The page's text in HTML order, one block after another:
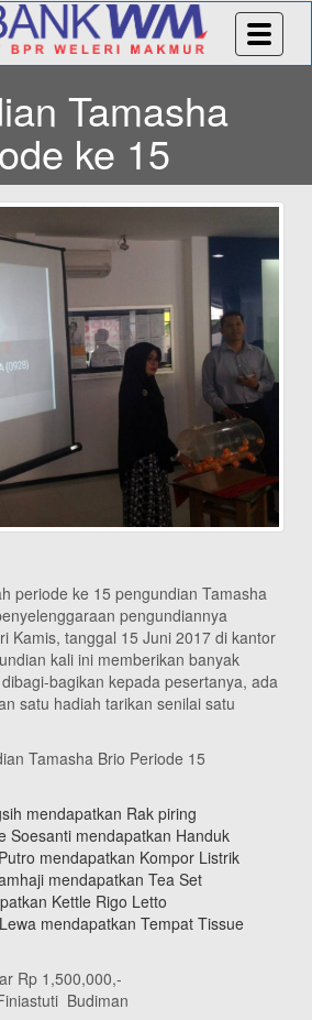
Tamasha
ke 15
periode ke 15 pengundian Tamasha
pengundiannya
Kamis, tanggal 15 Juni 2017 di kantor
kali ini memberikan banyak
bagikan kepada pesertanya, ada
satu hadiah tarikan senilai satu
Tamasha Brio Periode 15
mendapatkan Rak piring
Soesanti mendapatkan Handuk
mendapatkan Kompor Listrik
mendapatkan Tea Set
Kettle Rigo Letto
mendapatkan Tempat Tissue
Rp 1,500,000,-
Budiman